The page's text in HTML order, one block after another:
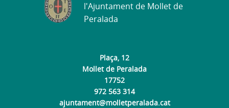
Plaça, 12
Mollet de Peralada
17752
972 563 314
ajuntament@molletperalada.cat
l'Ajuntament de Mollet de
Peralada